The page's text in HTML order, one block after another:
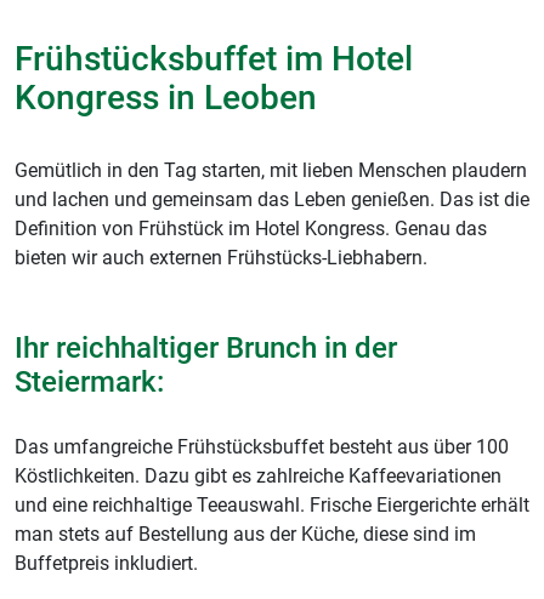
Frühstücksbuffet im Hotel
Kongress in Leoben
Gemütlich in den Tag starten, mit lieben Menschen plaudern
und lachen und gemeinsam das Leben genießen. Das ist die
Definition von Frühstück im Hotel Kongress. Genau das
bieten wir auch externen Frühstücks-Liebhabern.
Ihr reichhaltiger Brunch in der
Steiermark:
Das umfangreiche Frühstücksbuffet besteht aus über 100
Köstlichkeiten. Dazu gibt es zahlreiche Kaffeevariationen
und eine reichhaltige Teeauswahl. Frische Eiergerichte erhält
man stets auf Bestellung aus der Küche, diese sind im
Buffetpreis inkludiert.